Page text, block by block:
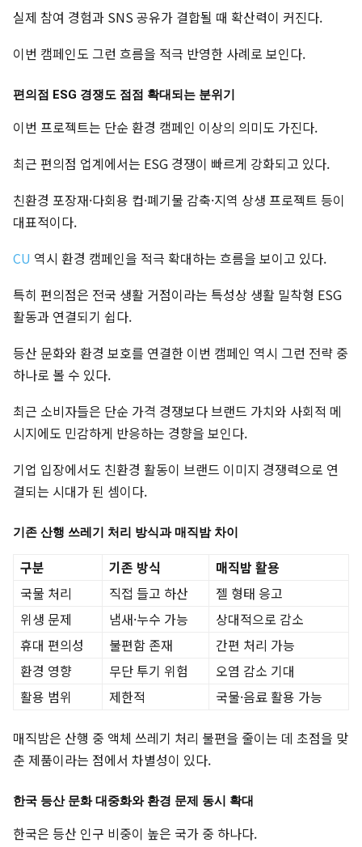
실제 참여 경험과 SNS 공유가 결합될 때 확산력이 커진다.
이번 캠페인도 그런 흐름을 적극 반영한 사례로 보인다.
편의점 ESG 경쟁도 점점 확대되는 분위기
이번 프로젝트는 단순 환경 캠페인 이상의 의미도 가진다.
최근 편의점 업계에서는 ESG 경쟁이 빠르게 강화되고 있다.
친환경 포장재·다회용 컵·폐기물 감축·지역 상생 프로젝트 등이
대표적이다.
CU 역시 환경 캠페인을 적극 확대하는 흐름을 보이고 있다.
특히 편의점은 전국 생활 거점이라는 특성상 생활 밀착형 ESG
활동과 연결되기 쉽다.
등산 문화와 환경 보호를 연결한 이번 캠페인 역시 그런 전략 중
하나로 볼 수 있다.
최근 소비자들은 단순 가격 경쟁보다 브랜드 가치와 사회적 메
시지에도 민감하게 반응하는 경향을 보인다.
기업 입장에서도 친환경 활동이 브랜드 이미지 경쟁력으로 연
결되는 시대가 된 셈이다.
기존 산행 쓰레기 처리 방식과 매직밤 차이
구분 기존 방식
매직밤 활용
국물 처리
직접 들고 하산
젤 형태 응고
위생 문제
냄새·누수 가능
상대적으로 감소
휴대 편의성
불편함 존재
간편 처리 가능
환경 영향
무단 투기 위험
오염 감소 기대
활용 범위
제한적 국물·음료 활용 가능
매직밤은 산행 중 액체 쓰레기 처리 불편을 줄이는 데 초점을 맞
춘 제품이라는 점에서 차별성이 있다.
한국 등산 문화 대중화와 환경 문제 동시 확대
한국은 등산 인구 비중이 높은 국가 중 하나다.